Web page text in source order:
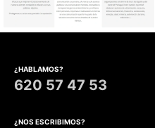
¿HABLAMOS?
620 57 47 53
¿NOS ESCRIBIMOS?